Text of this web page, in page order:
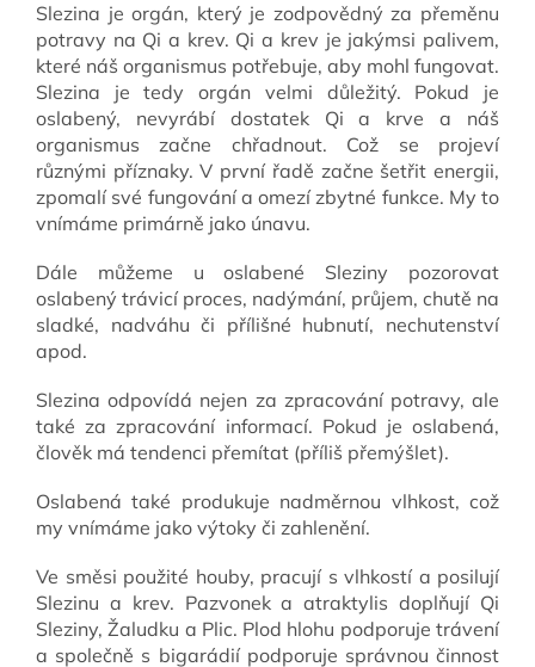
Slezina je orgán, který je zodpovědný za přeměnu
potravy na Qi a krev. Qi a krev je jakýmsi palivem,
které náš organismus potřebuje, aby mohl fungovat.
Slezina je tedy orgán velmi důležitý. Pokud je
oslabený, nevyrábí dostatek Qi a krve a náš
organismus začne chřadnout. Což se projeví
různými příznaky. V první řadě začne šetřit energii,
zpomalí své fungování a omezí zbytné funkce. My to
vnímáme primárně jako únavu.
Dále můžeme u oslabené Sleziny pozorovat
oslabený trávicí proces, nadýmání, průjem, chutě na
sladké, nadváhu či přílišné hubnutí, nechutenství
apod.
Slezina odpovídá nejen za zpracování potravy, ale
také za zpracování informací. Pokud je oslabená,
člověk má tendenci přemítat (příliš přemýšlet).
Oslabená také produkuje nadměrnou vlhkost, což
my vnímáme jako výtoky či zahlenění.
Ve směsi použité houby, pracují s vlhkostí a posilují
Slezinu a krev. Pazvonek a atraktylis doplňují Qi
Sleziny, Žaludku a Plic. Plod hlohu podporuje trávení
a společně s bigarádií podporuje správnou činnost